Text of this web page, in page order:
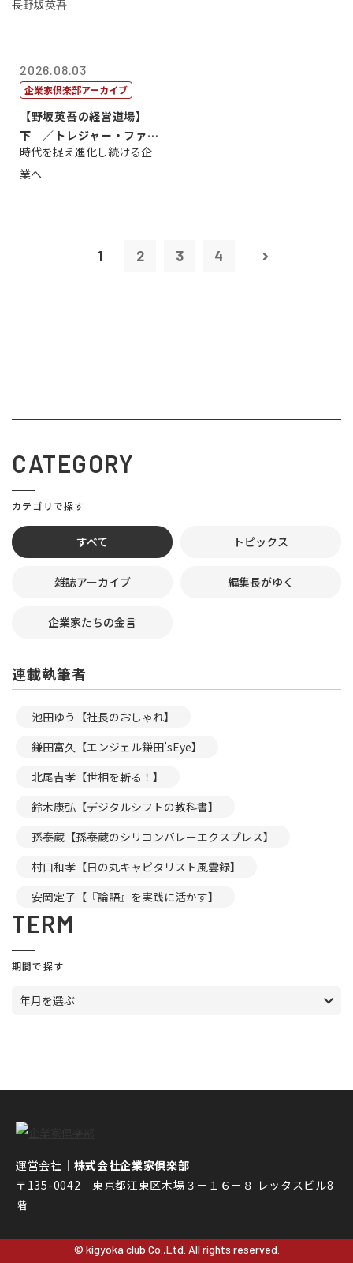
2026.08.03
企業家倶楽部アーカイブ
【野坂英吾の経営道場】
下 ／トレジャー・ファク
トリー社長野坂...
時代を捉え進化し続ける企
業へ
1 2 3 4
CATEGORY
カテゴリで探す
すべて トピックス
雑誌アーカイブ 編集長がゆく
企業家たちの金言
連載執筆者
池田ゆう【社長のおしゃれ】
鎌田富久【エンジェル鎌田’sEye】
北尾吉孝【世相を斬る！】
鈴木康弘【デジタルシフトの教科書】
孫泰蔵【孫泰蔵のシリコンバレーエクスプレス】
村口和孝【日の丸キャピタリスト風雲録】
安岡定子【『論語』を実践に活かす】
TERM
期間で探す
年月を選ぶ
運営会社｜ 株式会社企業家倶楽部
〒135-0042 東京都江東区木場３－１６－８ レッタスビル8
階
© kigyoka club Co.,Ltd. All rights reserved.